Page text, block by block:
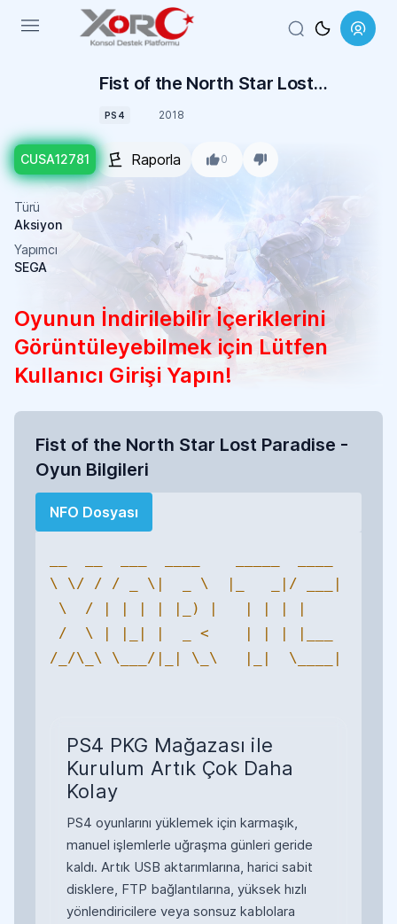
Menu
Fist of the North Star Lost
Paradise
PS4 2018
CUSA12781 Raporla 0
Türü
Aksiyon
Yapımcı
SEGA
Oyunun İndirilebilir İçeriklerini
Görüntüleyebilmek için Lütfen
Kullanıcı Girişi Yapın!
Fist of the North Star Lost Paradise -
Oyun Bilgileri
NFO Dosyası
\ \/ / / _ \|  _ \  |_   _|/ ___|
\  / | | | | |_) |   | | | |
/  \ | |_| |  _ <    | | | |___
/_/\_\ \___/|_| \_\   |_|  \____|
PS4 PKG Mağazası ile
Kurulum Artık Çok Daha
Kolay
PS4 oyunlarını yüklemek için karmaşık,
manuel işlemlerle uğraşma günleri geride
kaldı. Artık USB aktarımlarına, harici sabit
disklere, FTP bağlantılarına, yüksek hızlı
yönlendiricilere veya sonsuz kablolara